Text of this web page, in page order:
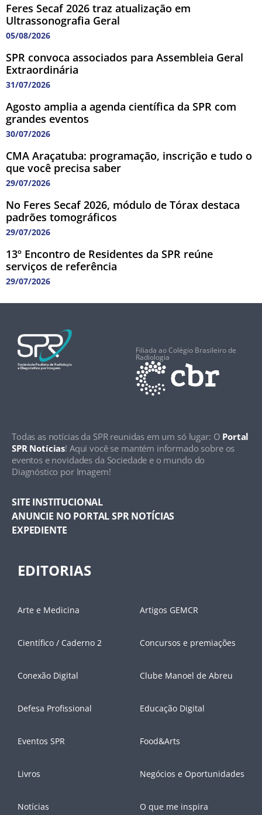
Feres Secaf 2026 traz atualização em
Ultrassonografia Geral
05/08/2026
SPR convoca associados para Assembleia Geral
Extraordinária
31/07/2026
Agosto amplia a agenda científica da SPR com
grandes eventos
30/07/2026
CMA Araçatuba: programação, inscrição e tudo o
que você precisa saber
29/07/2026
No Feres Secaf 2026, módulo de Tórax destaca
padrões tomográficos
29/07/2026
13º Encontro de Residentes da SPR reúne
serviços de referência
29/07/2026
Filiada ao Colégio Brasileiro de
Radiologia
Todas as notícias da SPR reunidas em um só lugar: O Portal
SPR Notícias! Aqui você se mantém informado sobre os
eventos e novidades da Sociedade e o mundo do
Diagnóstico por Imagem!
SITE INSTITUCIONAL
ANUNCIE NO PORTAL SPR NOTÍCIAS
EXPEDIENTE
EDITORIAS
Arte e Medicina Artigos GEMCR
Científico / Caderno 2 Concursos e premiações
Conexão Digital Clube Manoel de Abreu
Defesa Profissional Educação Digital
Eventos SPR Food&Arts
Livros Negócios e Oportunidades
Notícias O que me inspira